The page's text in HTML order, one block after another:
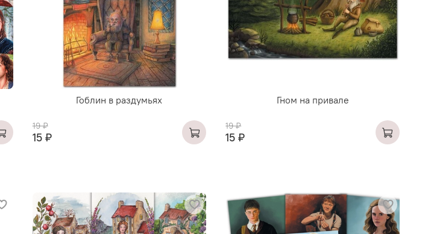
Гоблин в раздумьях
19 ₽
15 ₽
Гном на привале
19 ₽
15 ₽